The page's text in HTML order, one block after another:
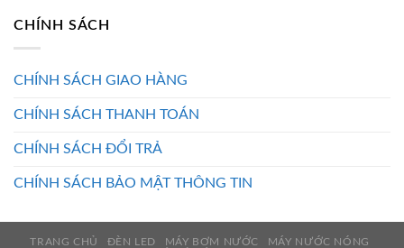
CHÍNH SÁCH
CHÍNH SÁCH GIAO HÀNG
CHÍNH SÁCH THANH TOÁN
CHÍNH SÁCH ĐỔI TRẢ
CHÍNH SÁCH BẢO MẬT THÔNG TIN
TRANG CHỦ ĐÈN LED MÁY BƠM NƯỚC
MÁY NƯỚC NÓNG